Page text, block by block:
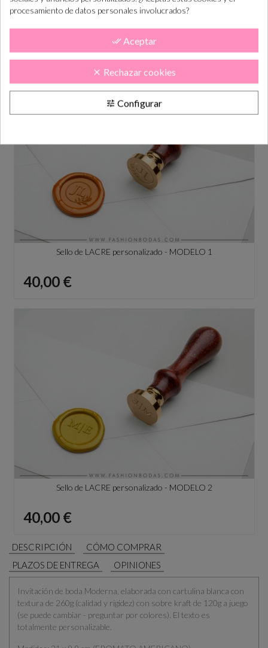
Barra de lacre color DORADO
Sello de LACRE personalizado - MODELO 1
Precio
40,00 €
Sello de LACRE personalizado - MODELO 2
Precio
40,00 €
DESCRIPCIÓN
CÓMO COMPRAR
PLAZOS DE ENTREGA
OPINIONES
Invitación de boda Moderna, elaborada con cartulina blanca con
textura de 260g (calidad y rigidez) con sobre kraft de 120g a juego
(se puede cambiar - preguntar por colores). El texto es
totalmente personalizable.
procesamiento de datos personales involucrados?
done_all Aceptar
clear Rechazar cookies
tune Configurar